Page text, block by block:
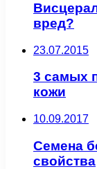
вред?
23.07.2015
3 самых
кожи
10.09.2017
Семена
свойства